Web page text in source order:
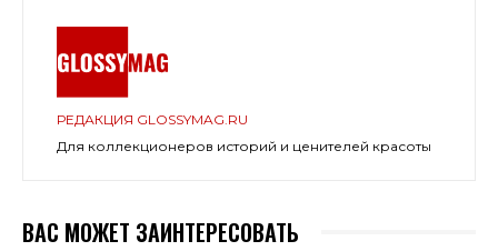
РЕДАКЦИЯ GLOSSYMAG.RU
Для коллекционеров историй и ценителей красоты
ВАС МОЖЕТ ЗАИНТЕРЕСОВАТЬ